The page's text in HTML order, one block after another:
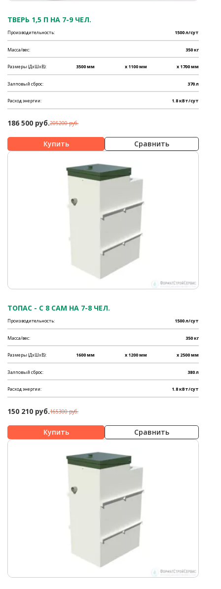
ТВЕРЬ 1,5 П НА 7-9 ЧЕЛ.
Производительность: 1500 л/сут
Масса/вес: 350 кг
Размеры (ДхШхВ): 3500 мм x 1100 мм x 1700 мм
Залповый сброс: 370 л
Расход энергии: 1.8 кВт/сут
186 500 руб.205200 руб.
Сравнить
ТОПАС - C 8 САМ НА 7-8 ЧЕЛ.
Производительность: 1500 л/сут
Масса/вес: 350 кг
Размеры (ДхШхВ): 1600 мм x 1200 мм x 2500 мм
Залповый сброс: 380 л
Расход энергии: 1.8 кВт/сут
150 210 руб.165300 руб.
Сравнить